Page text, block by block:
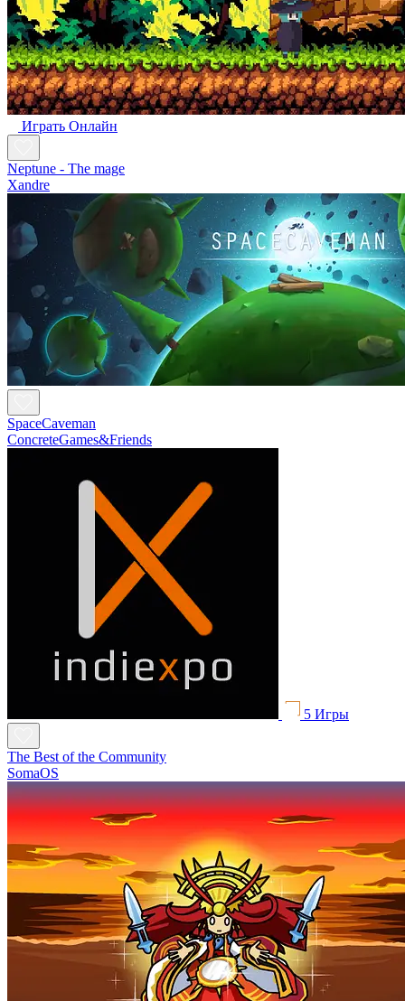
Играть Oнлайн
Neptune - The mage
Xandre
SpaceCaveman
ConcreteGames&Friends
5 Игры
The Best of the Community
SomaOS